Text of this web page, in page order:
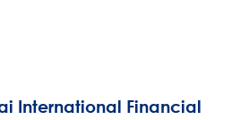
International Financial